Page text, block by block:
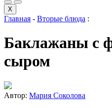
X
Главная - Вторые блюда :
Баклажаны с
сыром
Автор: Мария Соколова